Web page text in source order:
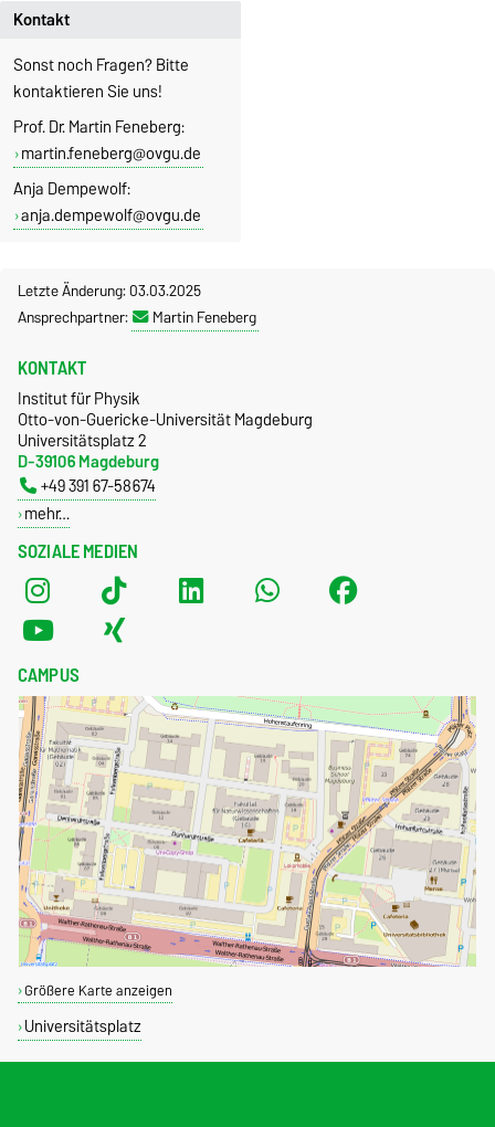
Kontakt
Sonst noch Fragen? Bitte
kontaktieren Sie uns!
Prof. Dr. Martin Feneberg:
martin.feneberg@ovgu.de
Anja Dempewolf:
anja.dempewolf@ovgu.de
Letzte Änderung: 03.03.2025
Ansprechpartner:
Martin Feneberg
SOZIALE MEDIEN
KONTAKT
Institut für Physik
Otto-von-Guericke-Universität Magdeburg
Universitätsplatz 2
D-39106 Magdeburg
+49 391 67-58674
mehr…
CAMPUS
Größere Karte anzeigen
Universitätsplatz